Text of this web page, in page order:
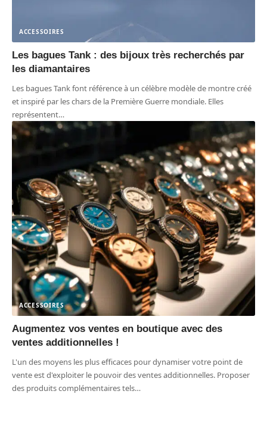
ACCESSOIRES
Les bagues Tank : des bijoux très recherchés par
les diamantaires
Les bagues Tank font référence à un célèbre modèle de montre créé
et inspiré par les chars de la Première Guerre mondiale. Elles
représentent…
ACCESSOIRES
Augmentez vos ventes en boutique avec des
ventes additionnelles !
L'un des moyens les plus efficaces pour dynamiser votre point de
vente est d'exploiter le pouvoir des ventes additionnelles. Proposer
des produits complémentaires tels…